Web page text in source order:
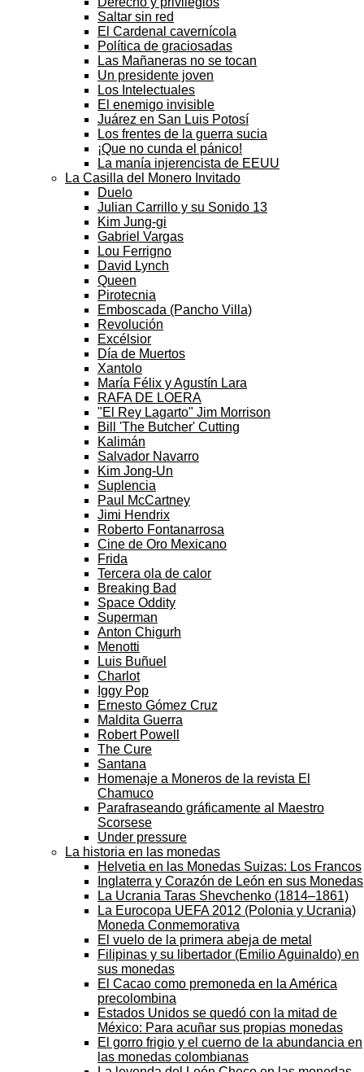
Saltar sin red
El Cardenal cavernícola
Política de graciosadas
Las Mañaneras no se tocan
Un presidente joven
Los Intelectuales
El enemigo invisible
Juárez en San Luis Potosí
Los frentes de la guerra sucia
¡Que no cunda el pánico!
La manía injerencista de EEUU
La Casilla del Monero Invitado
Duelo
Julian Carrillo y su Sonido 13
Kim Jung-gi
Gabriel Vargas
Lou Ferrigno
David Lynch
Queen
Pirotecnia
Emboscada (Pancho Villa)
Revolución
Excélsior
Día de Muertos
Xantolo
María Félix y Agustín Lara
RAFA DE LOERA
"El Rey Lagarto" Jim Morrison
Bill 'The Butcher' Cutting
Kalimán
Salvador Navarro
Kim Jong-Un
Suplencia
Paul McCartney
Jimi Hendrix
Roberto Fontanarrosa
Cine de Oro Mexicano
Frida
Tercera ola de calor
Breaking Bad
Space Oddity
Superman
Anton Chigurh
Menotti
Luis Buñuel
Charlot
Iggy Pop
Ernesto Gómez Cruz
Maldita Guerra
Robert Powell
The Cure
Santana
Homenaje a Moneros de la revista El
Chamuco
Parafraseando gráficamente al Maestro
Scorsese
Under pressure
La historia en las monedas
Helvetia en las Monedas Suizas: Los Francos
Inglaterra y Corazón de León en sus Monedas
La Ucrania Taras Shevchenko (1814–1861)
La Eurocopa UEFA 2012 (Polonia y Ucrania)
Moneda Conmemorativa
El vuelo de la primera abeja de metal
Filipinas y su libertador (Emilio Aguinaldo) en
sus monedas
El Cacao como premoneda en la América
precolombina
Estados Unidos se quedó con la mitad de
México: Para acuñar sus propias monedas
El gorro frigio y el cuerno de la abundancia en
las monedas colombianas